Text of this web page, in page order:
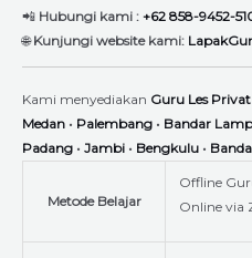
📲 Hubungi kami : +62 858-9452-
🌐Kunjungi website kami:
Kami menyediakan Guru Les
Medan • Palembang • Bandar
Padang • Jambi • Bengkulu •
Metode Belajar
Offline
Online via